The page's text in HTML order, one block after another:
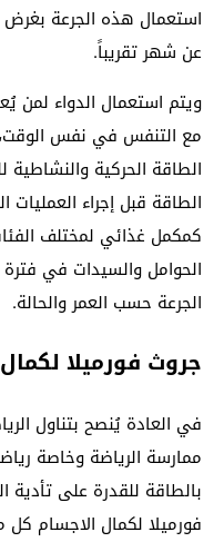
استعمال هذه الجرعة بغرض
عن شهر تقريباً.
ويتم استعمال الدواء لمن
مع التنفس في نفس
الطاقة الحركية
الطاقة قبل إجراء العمليات
كمكمل غذائي لمختلف
الحوامل والسيدات في
الجرعة حسب العمر والحالة.
جروث فورميلا
ممارسة الرياضة وخاصة
بالطاقة للقدرة على تأدية
فورميلا لكمال الاجسام كل